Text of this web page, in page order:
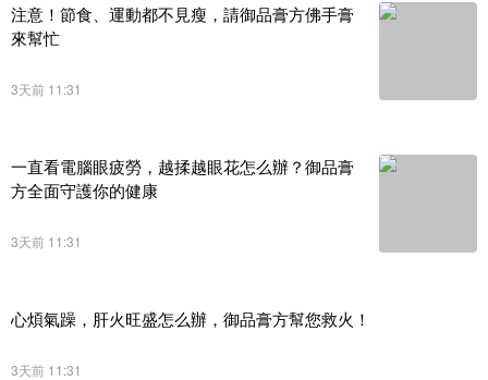
注意！節食、運動都不見瘦，請御品膏方佛手膏
來幫忙
3天前 11:31
一直看電腦眼疲勞，越揉越眼花怎么辦？御品膏
方全面守護你的健康
3天前 11:31
心煩氣躁，肝火旺盛怎么辦，御品膏方幫您救火！
3天前 11:31